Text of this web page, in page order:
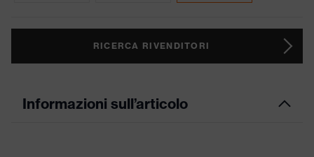
RICERCA RIVENDITORI
Informazioni sull’articolo